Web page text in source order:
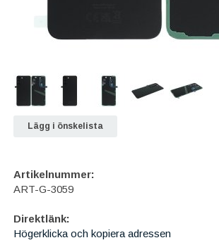
Lägg i önskelista
Artikelnummer:
ART-G-3059
Direktlänk:
Högerklicka och kopiera adressen